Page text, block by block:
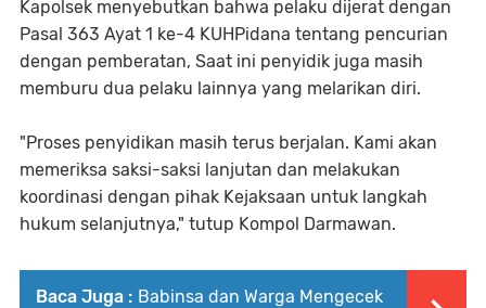
Kapolsek menyebutkan bahwa pelaku dijerat dengan
Pasal 363 Ayat 1 ke-4 KUHPidana tentang pencurian
dengan pemberatan, Saat ini penyidik juga masih
memburu dua pelaku lainnya yang melarikan diri.
"Proses penyidikan masih terus berjalan. Kami akan
memeriksa saksi-saksi lanjutan dan melakukan
koordinasi dengan pihak Kejaksaan untuk langkah
hukum selanjutnya," tutup Kompol Darmawan.
Baca Juga : Babinsa dan Warga Mengecek